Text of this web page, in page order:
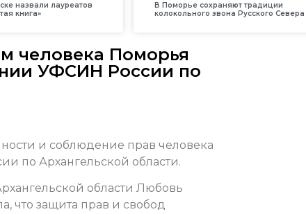
назвали лауреатов
книга»
В Поморье сохраняют традиции
колокольного звона Русского Севера
человека Поморья
УФСИН России по
и соблюдение прав человека
по Архангельской области.
области Любовь
что защита прав и свобод